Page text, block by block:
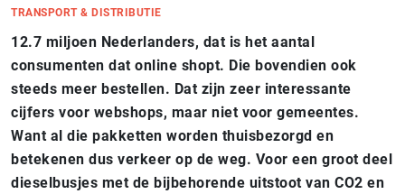
TRANSPORT & DISTRIBUTIE
12.7 miljoen Nederlanders, dat is het aantal
consumenten dat online shopt. Die bovendien ook
steeds meer bestellen. Dat zijn zeer interessante
cijfers voor webshops, maar niet voor gemeentes.
Want al die pakketten worden thuisbezorgd en
betekenen dus verkeer op de weg. Voor een groot deel
dieselbusjes met de bijbehorende uitstoot van CO2 en